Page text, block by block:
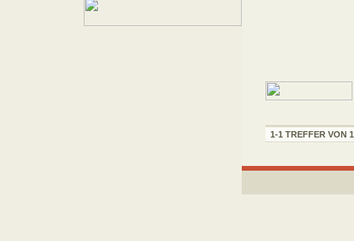
1-1 TREFFER VON 1